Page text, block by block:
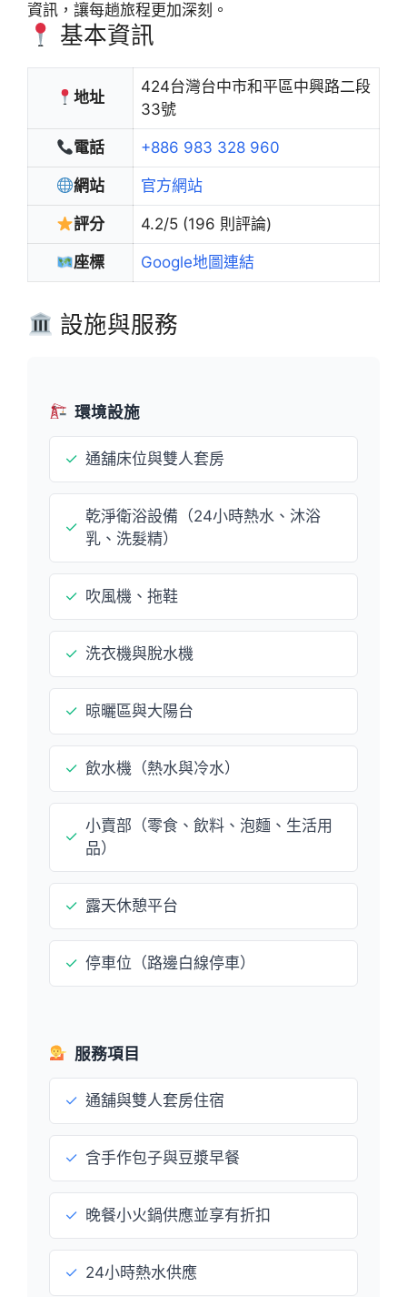
資訊，讓每趟旅程更加深刻。
基本資訊
地址
424台灣台中市和平區中興路二段
33號
電話 +886 983 328 960
網站 官方網站
評分 4.2/5 (196 則評論)
座標 Google地圖連結
設施與服務
環境設施
✓ 通舖床位與雙人套房
✓
乾淨衛浴設備（24小時熱水、沐浴
乳、洗髮精）
✓ 吹風機、拖鞋
✓ 洗衣機與脫水機
✓ 晾曬區與大陽台
✓ 飲水機（熱水與冷水）
✓
小賣部（零食、飲料、泡麵、生活用
品）
✓ 露天休憩平台
✓ 停車位（路邊白線停車）
服務項目
✓ 通舖與雙人套房住宿
✓ 含手作包子與豆漿早餐
✓ 晚餐小火鍋供應並享有折扣
✓ 24小時熱水供應